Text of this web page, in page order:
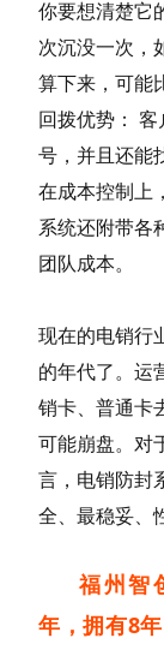
你要想清楚它
次沉没一次，
算下来，可能
回拨优势：
号，并且还能
在成本控制上
系统还附带各
团队成本。
现在的电销行
的年代了。运
销卡、普通卡
可能崩盘。对
言，电销防封
全、最稳妥、
福州智
年，拥有8